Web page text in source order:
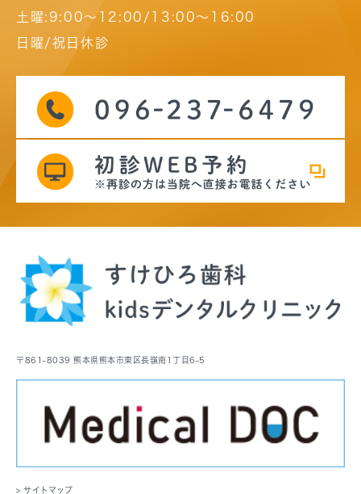
土曜:9:00～12:00/13:00～16:00
日曜/祝日休診
〒861-8039 熊本県熊本市東区長嶺南1丁目6-5
> サイトマップ